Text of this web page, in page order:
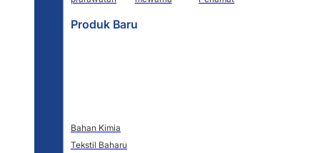
Produk Baru
Bahan Kimia
Tekstil Baharu